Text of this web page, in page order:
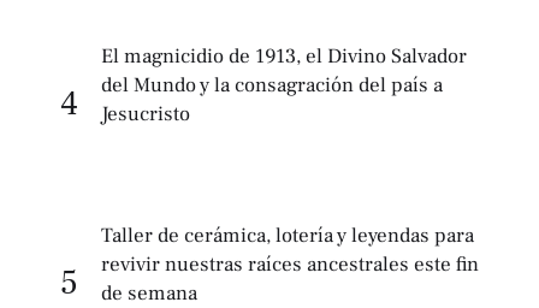
4
El magnicidio de 1913, el Divino Salvador
del Mundo y la consagración del país a
Jesucristo
5
Taller de cerámica, lotería y leyendas para
revivir nuestras raíces ancestrales este fin
de semana